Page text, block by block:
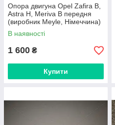
Опора двигуна Opel Zafira B,
Astra H, Meriva B передня
(виробник Meyle, Німеччина)
В наявності
1 600 ₴
Купити